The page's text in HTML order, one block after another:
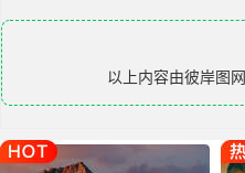
以上内容由彼岸图网